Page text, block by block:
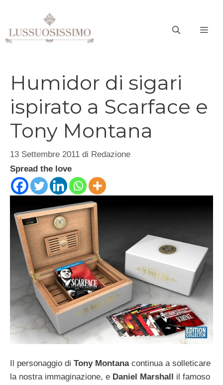
contenuto
Humidor di sigari
ispirato a Scarface e
Tony Montana
13 Settembre 2011 di Redazione
Spread the love
Il personaggio di Tony Montanacontinua a solleticare
la nostra immaginazione, e Daniel Marshall
il famoso